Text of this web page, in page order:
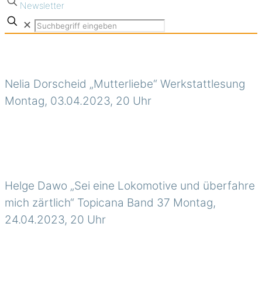
Newsletter
✕
Nelia Dorscheid „Mutterliebe“ Werkstattlesung
Montag, 03.04.2023, 20 Uhr
Helge Dawo „Sei eine Lokomotive und überfahre
mich zärtlich“ Topicana Band 37 Montag,
24.04.2023, 20 Uhr